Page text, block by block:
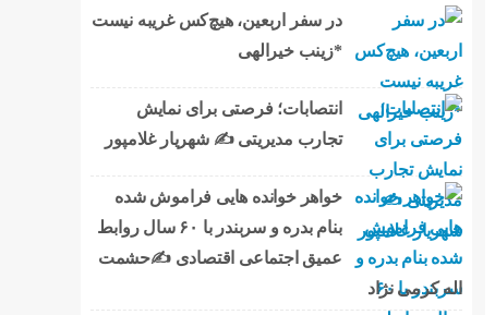
در سفر اربعین، هیچ‌کس غریبه نیست
*زینب خیرالهی
انتصابات؛ فرصتی برای نمایش
تجارب مدیریتی ✍ شهریار غلامپور
خواهر خوانده هایی فراموش شده
بنام بدره و سربندر با ۶۰ سال روابط
عمیق اجتماعی اقتصادی ✍حشمت
اله کرمی نژاد